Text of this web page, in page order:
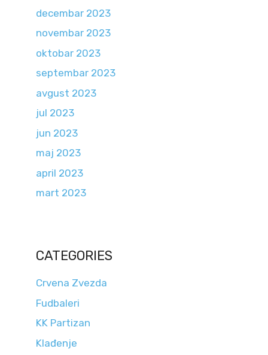
decembar 2023
novembar 2023
oktobar 2023
septembar 2023
avgust 2023
jul 2023
jun 2023
maj 2023
april 2023
mart 2023
CATEGORIES
Crvena Zvezda
Fudbaleri
KK Partizan
Klađenje